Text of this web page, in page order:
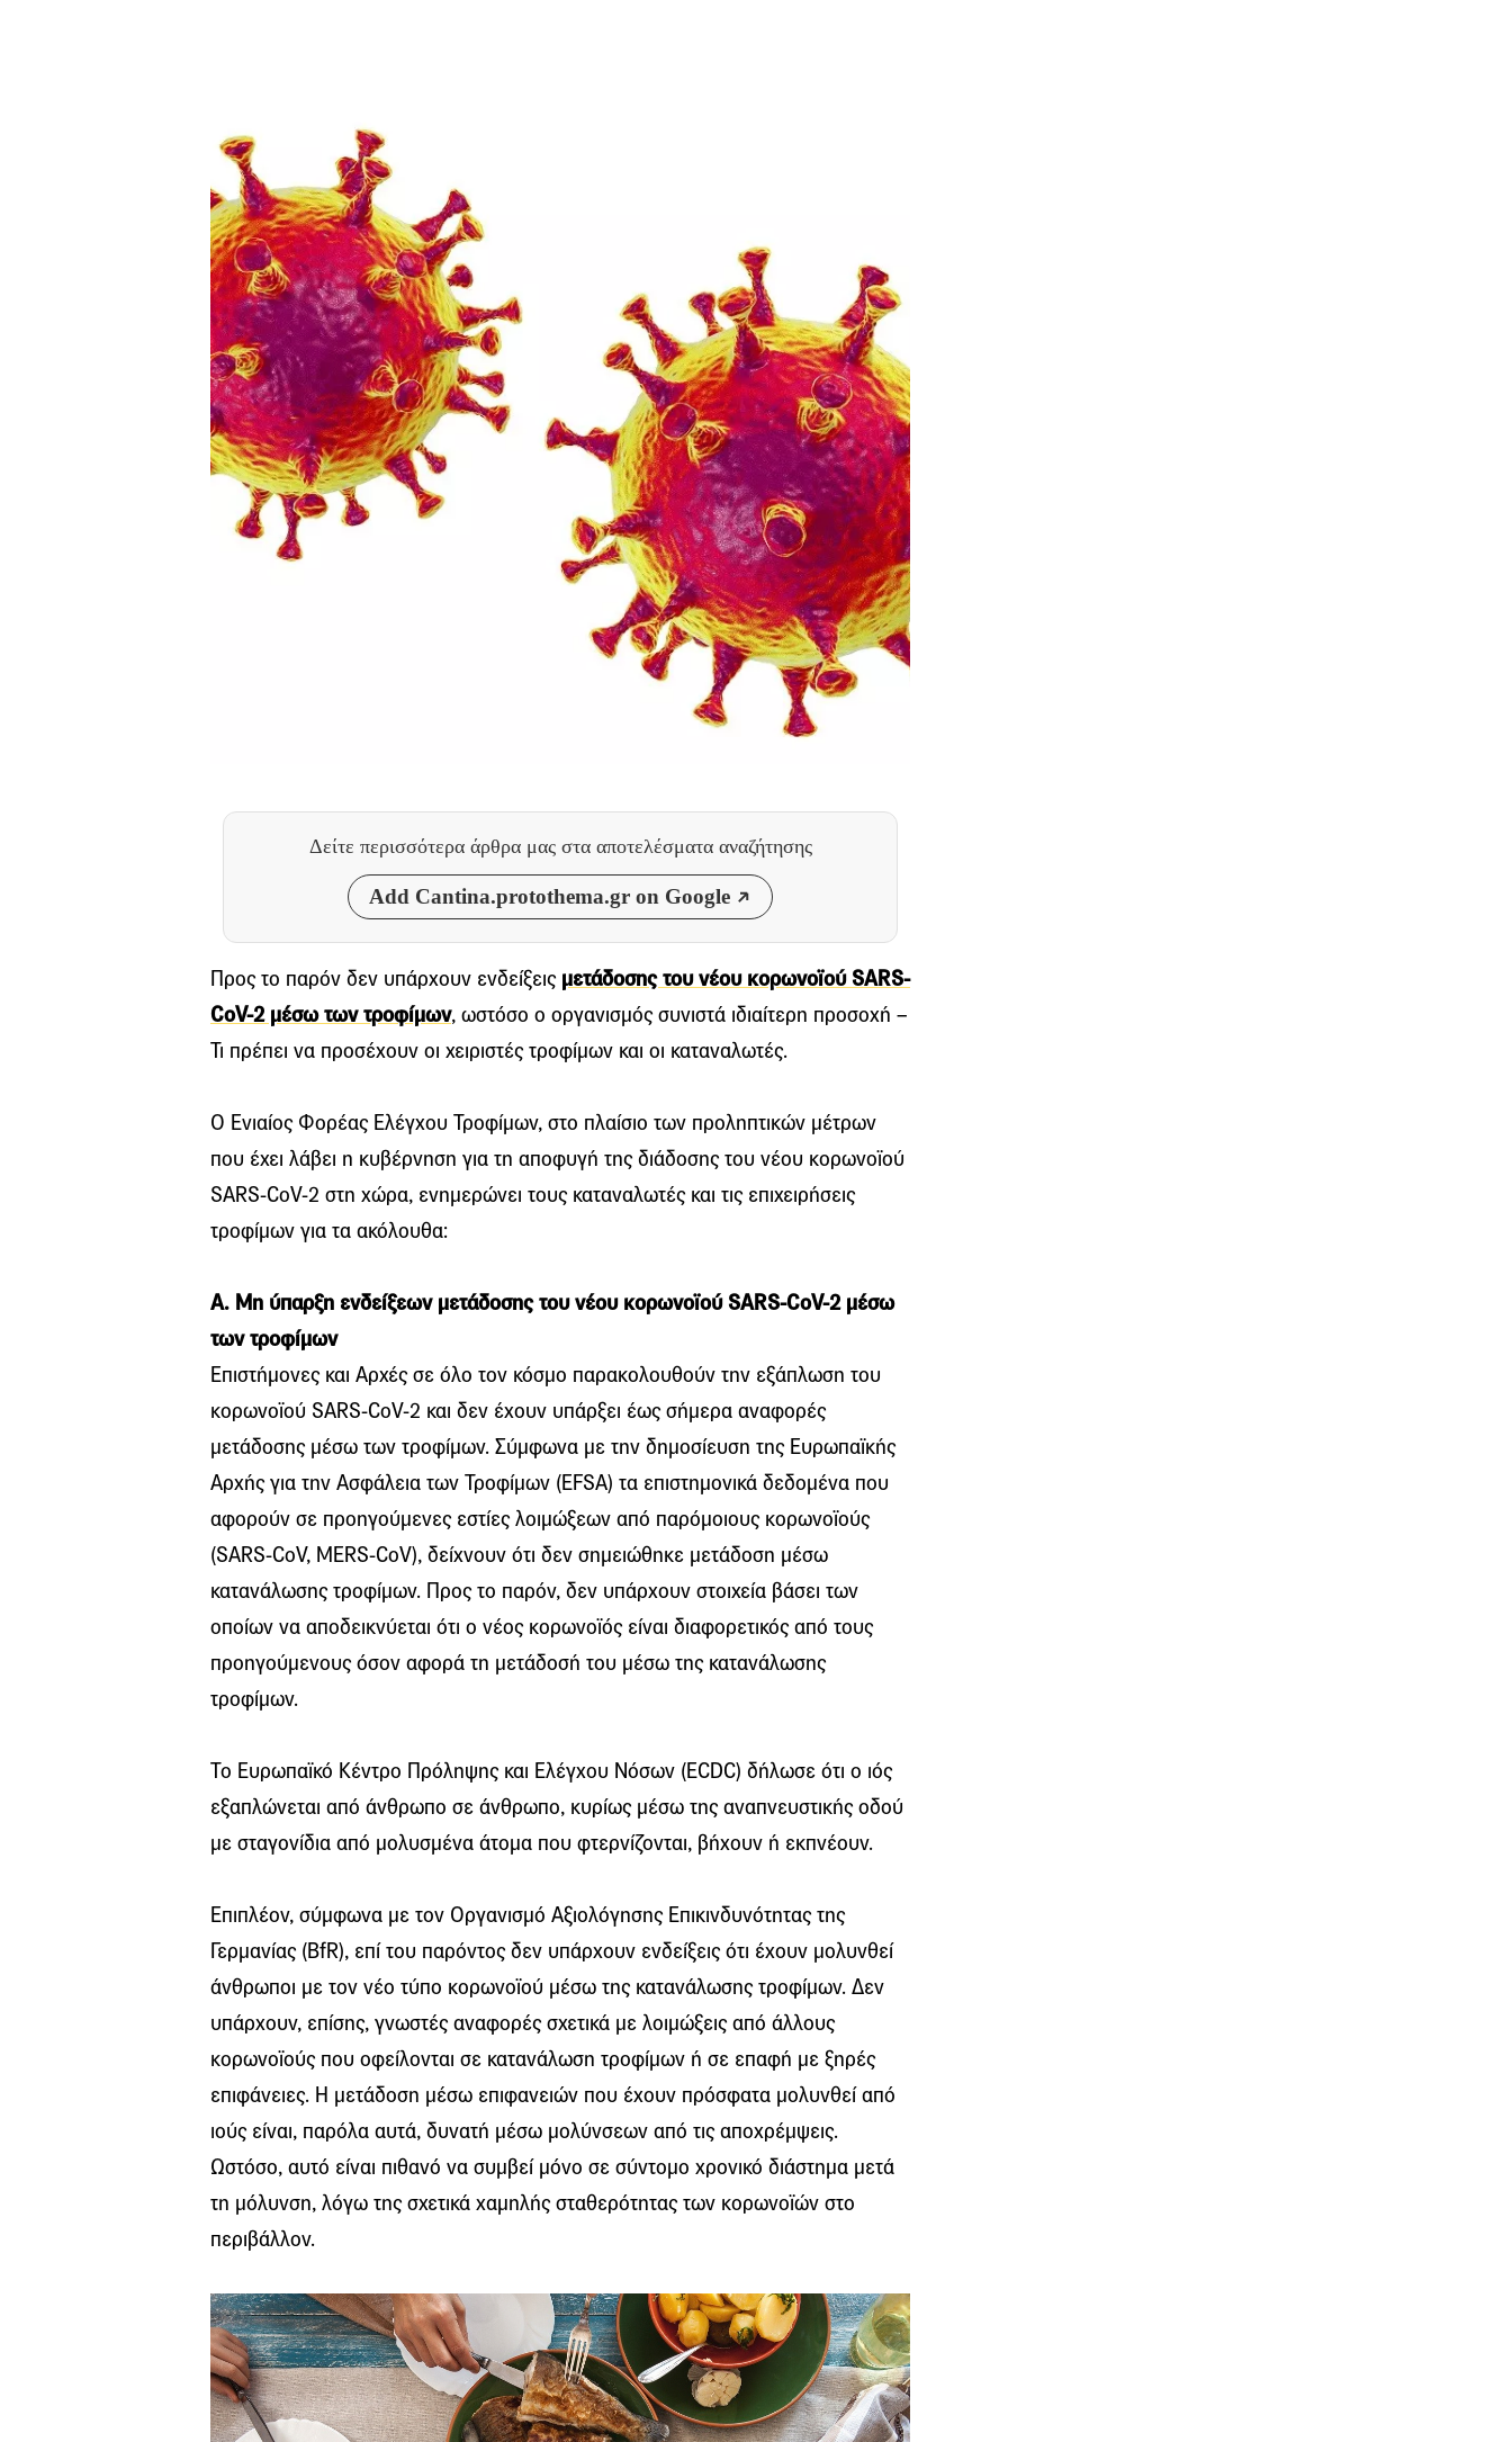
Δείτε περισσότερα άρθρα μας στα αποτελέσματα αναζήτησης
Add Cantina.protothema.gr on Google
Προς το παρόν δεν υπάρχουν ενδείξεις μετάδοσης του νέου κορωνοϊού SARS-
CoV-2 μέσω των τροφίμων, ωστόσο ο οργανισμός συνιστά ιδιαίτερη προσοχή –
Τι πρέπει να προσέχουν οι χειριστές τροφίμων και οι καταναλωτές.
Ο Ενιαίος Φορέας Ελέγχου Τροφίμων, στο πλαίσιο των προληπτικών μέτρων
που έχει λάβει η κυβέρνηση για τη αποφυγή της διάδοσης του νέου κορωνοϊού
SARS-CoV-2 στη χώρα, ενημερώνει τους καταναλωτές και τις επιχειρήσεις
τροφίμων για τα ακόλουθα:
Α. Μη ύπαρξη ενδείξεων μετάδοσης του νέου κορωνοϊού SARS-CoV-2 μέσω
των τροφίμων
Επιστήμονες και Αρχές σε όλο τον κόσμο παρακολουθούν την εξάπλωση του
κορωνοϊού SARS-CoV-2 και δεν έχουν υπάρξει έως σήμερα αναφορές
μετάδοσης μέσω των τροφίμων. Σύμφωνα με την δημοσίευση της Ευρωπαϊκής
Αρχής για την Ασφάλεια των Τροφίμων (EFSA) τα επιστημονικά δεδομένα που
αφορούν σε προηγούμενες εστίες λοιμώξεων από παρόμοιους κορωνοϊούς
(SARS-CoV, MERS-CoV), δείχνουν ότι δεν σημειώθηκε μετάδοση μέσω
κατανάλωσης τροφίμων. Προς το παρόν, δεν υπάρχουν στοιχεία βάσει των
οποίων να αποδεικνύεται ότι ο νέος κορωνοϊός είναι διαφορετικός από τους
προηγούμενους όσον αφορά τη μετάδοσή του μέσω της κατανάλωσης
τροφίμων.
Το Ευρωπαϊκό Κέντρο Πρόληψης και Ελέγχου Νόσων (ECDC) δήλωσε ότι ο ιός
εξαπλώνεται από άνθρωπο σε άνθρωπο, κυρίως μέσω της αναπνευστικής οδού
με σταγονίδια από μολυσμένα άτομα που φτερνίζονται, βήχουν ή εκπνέουν.
Επιπλέον, σύμφωνα με τον Οργανισμό Αξιολόγησης Επικινδυνότητας της
Γερμανίας (BfR), επί του παρόντος δεν υπάρχουν ενδείξεις ότι έχουν μολυνθεί
άνθρωποι με τον νέο τύπο κορωνοϊού μέσω της κατανάλωσης τροφίμων. Δεν
υπάρχουν, επίσης, γνωστές αναφορές σχετικά με λοιμώξεις από άλλους
κορωνοϊούς που οφείλονται σε κατανάλωση τροφίμων ή σε επαφή με ξηρές
επιφάνειες. Η μετάδοση μέσω επιφανειών που έχουν πρόσφατα μολυνθεί από
ιούς είναι, παρόλα αυτά, δυνατή μέσω μολύνσεων από τις αποχρέμψεις.
Ωστόσο, αυτό είναι πιθανό να συμβεί μόνο σε σύντομο χρονικό διάστημα μετά
τη μόλυνση, λόγω της σχετικά χαμηλής σταθερότητας των κορωνοϊών στο
περιβάλλον.